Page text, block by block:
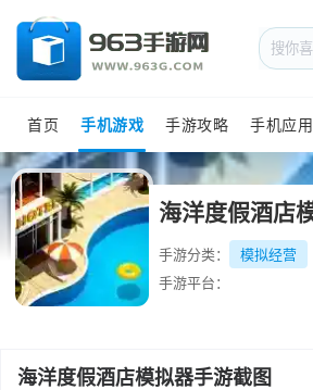
首页 手机游戏 手游攻略 手机应用
手游分类：
模拟经营
手游平台：
海洋度假酒店模拟器手游截图